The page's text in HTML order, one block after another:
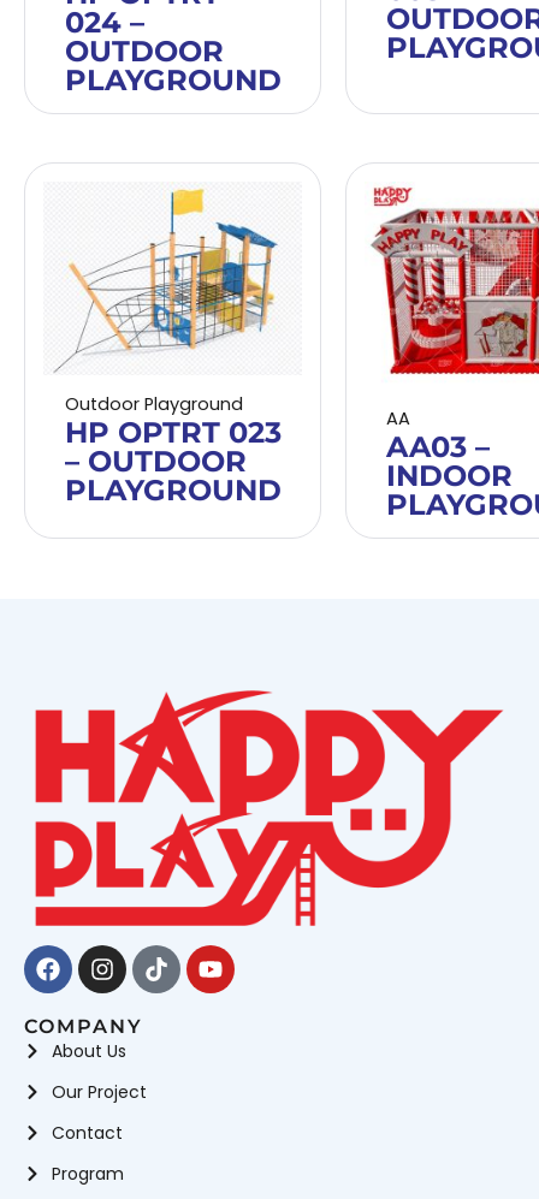
024 –
OUTDOOR
PLAYGROUND
Outdoor Playground
HP OPTRT 023
– OUTDOOR
PLAYGROUND
AA
AA03 –
INDOOR
Facebook
Instagram
TiktokYoutube
COMPANY
About Us
Our Project
Contact
Program